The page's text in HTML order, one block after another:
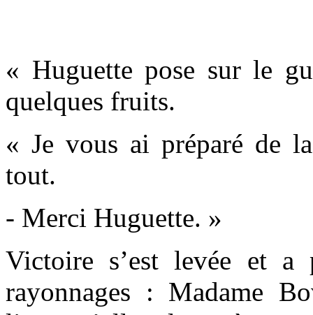
« Huguette pose sur le
quelques fruits.
« Je vous ai préparé de
tout.
- Merci Huguette. »
Victoire s’est levée et
rayonnages : Madame